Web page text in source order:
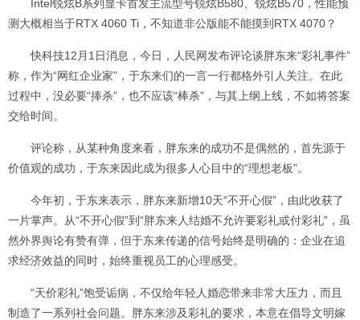
Intel锐炫B系列显卡首发主流型号锐炫B580、锐炫B570，性能预
测大概相当于RTX 4060 Ti，不知道非公版能不能摸到RTX 4070？
快科技12月1日消息，今日，人民网发布评论谈胖东来“彩礼事件”
称，作为“网红企业家”，于东来们的一言一行都格外引人关注。在此
过程中，没必要“捧杀”，也不应该“棒杀”，与其上纲上线，不如将答案
交给时间。
评论称，从某种角度来看，胖东来的成功不是偶然的，首先源于
价值观的成功，于东来因此成为很多人心目中的“理想老板”。
今年初，于东来表示，胖东来新增10天“不开心假”，由此收获了
一片掌声。从“不开心假”到“胖东来人结婚不允许要彩礼或付彩礼”，虽
然外界舆论有赞有弹，但于东来传递的信号始终是明确的：企业在追
求经济效益的同时，始终重视员工的心理感受。
“天价彩礼”饱受诟病，不仅给年轻人婚恋带来非常大压力，而且
制造了一系列社会问题。胖东来涉及彩礼的要求，本意在倡导文明嫁